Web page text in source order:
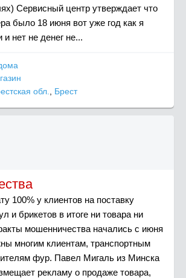
Сервисный центр утверждает что
было 18 июня вот уже год как я
и нет не денег не...
обл. Брест
100% у клиентов на поставку
и брикетов в итоге ни товара ни
мошенничества начались с июня
многим клиентам, транспортным
фур. Павел Мигаль из Минска
рекламу о продаже товара,